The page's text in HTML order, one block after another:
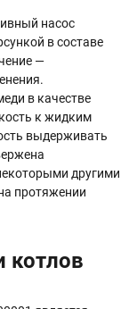
насос
в составе
—
в качестве
к жидким
выдерживать
другими
протяжении
котлов